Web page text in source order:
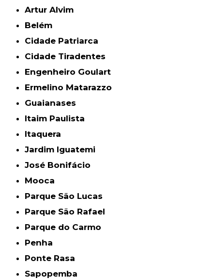
Artur Alvim
Belém
Cidade Patriarca
Cidade Tiradentes
Engenheiro Goulart
Ermelino Matarazzo
Guaianases
Itaim Paulista
Itaquera
Jardim Iguatemi
José Bonifácio
Mooca
Parque São Lucas
Parque São Rafael
Parque do Carmo
Penha
Ponte Rasa
Sapopemba